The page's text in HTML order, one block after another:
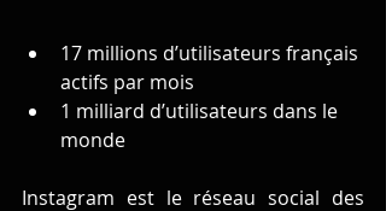
17 millions d’utilisateurs français
actifs par mois
1 milliard d’utilisateurs dans le
monde
Instagram est le réseau social des